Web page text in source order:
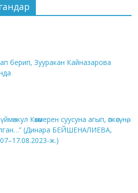
берип, Зууракан Кайназарова
Көкөмерен суусуна агып, өпкөсүнө,
алган…” (Динара БЕЙШЕНАЛИЕВА,
ж.)